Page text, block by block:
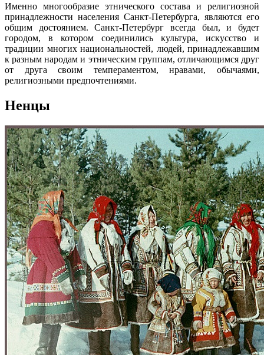
Именно многообразие этнического состава и религиозной
принадлежности населения Санкт-Петербурга, являются его
общим достоянием. Санкт-Петербург всегда был, и будет
городом, в котором соединились культура, искусство и
традиции многих национальностей, людей, принадлежавшим
к разным народам и этническим группам, отличающимся друг
от друга своим темпераментом, нравами, обычаями,
религиозными предпочтениями.
Ненцы